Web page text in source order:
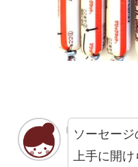
ソーセー
上手に開